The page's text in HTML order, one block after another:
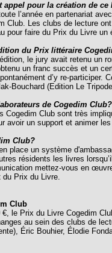
appel pour la création de
l’année en partenariat
Club. Les clubs de lecture
pour faire du Prix du Livre
du Prix littéraire
le jury avait retenu un
un franc succès et un
d’y re-
Bouchard (Edition Le
de Cogedim Club?
Cogedim Club sont très
avoir un support et animer
Club?
place un système
résidents les livres
mettez-vous en
Prix du Livre.
Club
€, le Prix du Livre Cogedim
au sein des clubs de
Éric Bouhier, Élodie